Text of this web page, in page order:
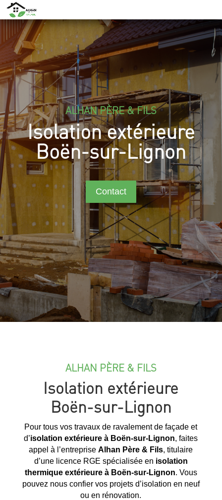
ALHAN PÈRE & FILS
Isolation extérieure
Boën-sur-Lignon
Contact
ALHAN PÈRE & FILS
Isolation extérieure
Boën-sur-Lignon
Pour tous vos travaux de ravalement de façade et
d’isolation extérieure à Boën-sur-Lignon, faites
appel à l’entrepriseAlhan Père & Fils, titulaire
d’une licence RGE spécialisée en isolation
thermique extérieure à Boën-sur-Lignon. Vous
pouvez nous confier vos projets d’isolation en neuf
ou en rénovation.